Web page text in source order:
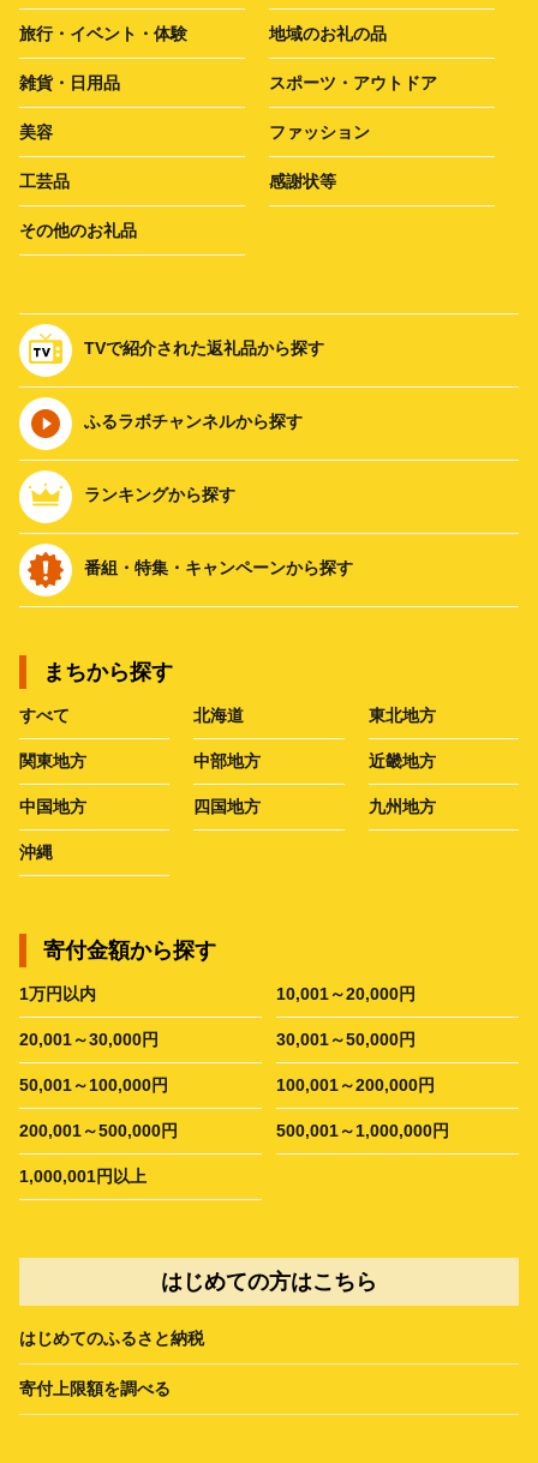
旅行・イベント・体験 地域のお礼の品
雑貨・日用品 スポーツ・アウトドア
美容 ファッション
工芸品 感謝状等
その他のお礼品
TVで紹介された返礼品から探す
ふるラボチャンネルから探す
ランキングから探す
番組・特集・キャンペーンから探す
まちから探す
すべて 北海道 東北地方
関東地方 中部地方 近畿地方
中国地方 四国地方 九州地方
沖縄
寄付金額から探す
1万円以内 10,001～20,000円
20,001～30,000円 30,001～50,000円
50,001～100,000円 100,001～200,000円
200,001～500,000円 500,001～1,000,000円
1,000,001円以上
はじめての方はこちら
はじめてのふるさと納税
寄付上限額を調べる